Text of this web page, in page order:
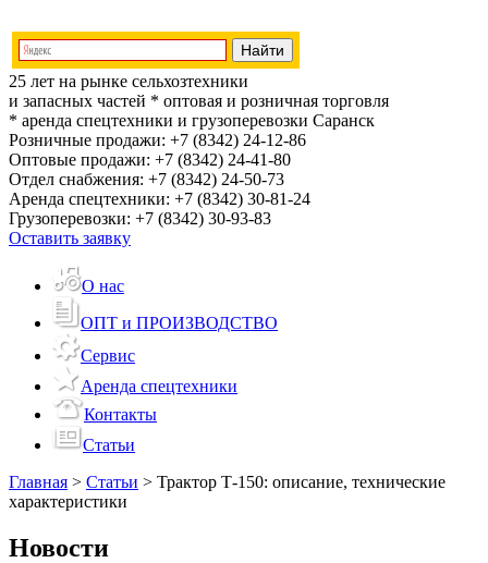
25 лет на рынке сельхозтехники
и запасных частей * оптовая и розничная торговля
* аренда спецтехники и грузоперевозки Саранск
Розничные продажи: +7 (8342) 24-12-86
Оптовые продажи: +7 (8342) 24-41-80
Отдел снабжения: +7 (8342) 24-50-73
Аренда спецтехники: +7 (8342) 30-81-24
Грузоперевозки: +7 (8342) 30-93-83
Оставить заявку
О нас
ОПТ и ПРОИЗВОДСТВО
Сервис
Аренда спецтехники
Контакты
Статьи
Главная > Статьи > Трактор Т-150: описание, технические
характеристики
Новости